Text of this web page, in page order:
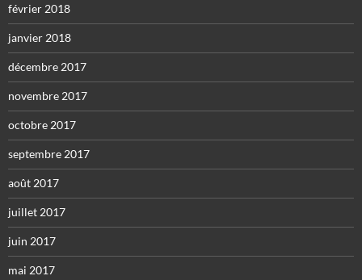
février 2018
janvier 2018
décembre 2017
novembre 2017
octobre 2017
septembre 2017
août 2017
juillet 2017
juin 2017
mai 2017